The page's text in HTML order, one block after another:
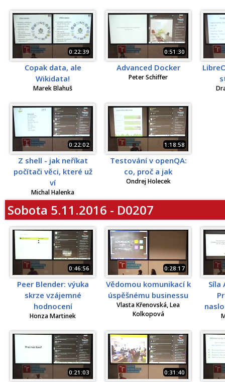
0:22:39
Copak data, ale
Wikidata!
Marek Blahuš
0:51:30
Advanced Docker
Peter Schiffer
0:22:02
Z shell - jak neříkat
počítači věci, které už
ví
Michal Halenka
1:18:58
Testování v openQA:
co, proč a jak
Ondrej Holecek
Sobota 5.11.2016 - D0207
0:46:56
Peer Blender: výuka
skrze vzájemné
hodnocení
Honza Martinek
0:28:17
Vědomou komunikací k
úspěšnému businessu
Vlasta Křenovská, Lea
Kolkopová
Síla
0:21:03 0:31:40